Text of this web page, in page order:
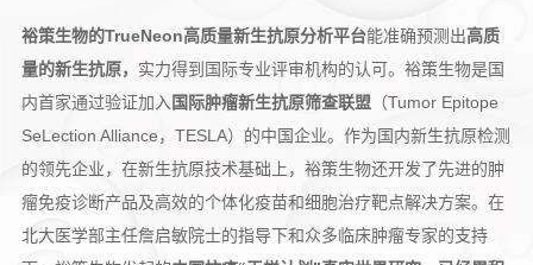
裕策生物的TrueNeon高质量新生抗原分析平台能准确预测出高质
量的新生抗原， 实力得到国际专业评审机构的认可。裕策生物是国
内首家通过验证加入国际肿瘤新生抗原筛查联盟（Tumor Epitope
SeLection Alliance，TESLA）的中国企业。作为国内新生抗原检测
的领先企业，在新生抗原技术基础上，裕策生物还开发了先进的肿
瘤免疫诊断产品及高效的个体化疫苗和细胞治疗靶点解决方案。在
北大医学部主任詹启敏院士的指导下和众多临床肿瘤专家的支持